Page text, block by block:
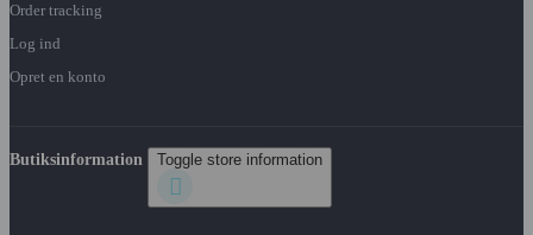
Order tracking
Log ind
Opret en konto
Butiksinformation Toggle store information
